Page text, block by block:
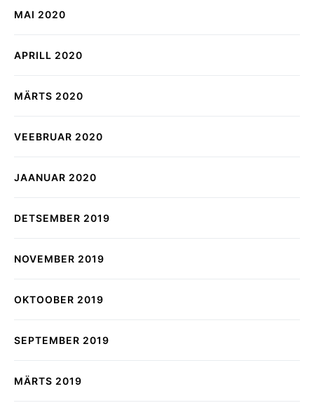
MAI 2020
APRILL 2020
MÄRTS 2020
VEEBRUAR 2020
JAANUAR 2020
DETSEMBER 2019
NOVEMBER 2019
OKTOOBER 2019
SEPTEMBER 2019
MÄRTS 2019